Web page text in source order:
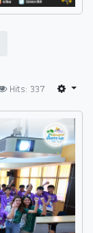
Hits: 337